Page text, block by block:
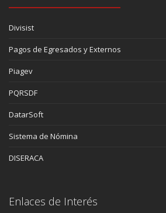
Divisist
Pagos de Egresados y Externos
Piagev
PQRSDF
DatarSoft
Sistema de Nómina
DISERACA
Enlaces de Interés